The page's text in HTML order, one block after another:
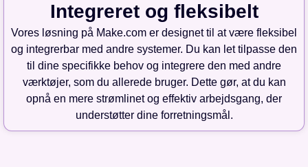
Integreret og fleksibelt
Vores løsning på Make.com er designet til at være fleksibel
og integrerbar med andre systemer. Du kan let tilpasse den
til dine specifikke behov og integrere den med andre
værktøjer, som du allerede bruger. Dette gør, at du kan
opnå en mere strømlinet og effektiv arbejdsgang, der
understøtter dine forretningsmål.